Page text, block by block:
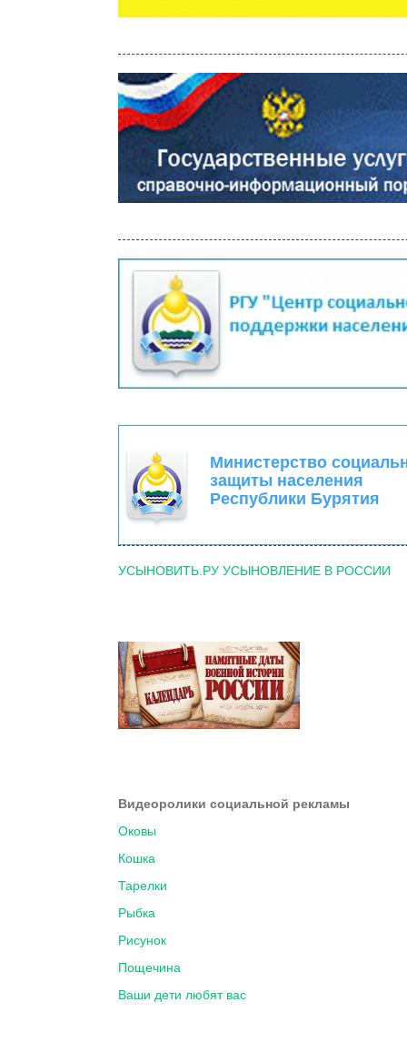
Министерство
защиты населения
Республики Бурятия
УСЫНОВИТЬ.РУ УСЫНОВЛЕНИЕ В РОССИИ
Видеоролики социальной рекламы
Оковы
Кошка
Тарелки
Рыбка
Рисунок
Пощечина
Ваши дети любят вас